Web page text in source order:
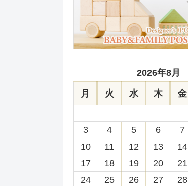
2026年8月
月 火 水 木 金
3
4 5 6 7
10
11 12 13 14
17
18 19 20 21
24
25 26 27 28